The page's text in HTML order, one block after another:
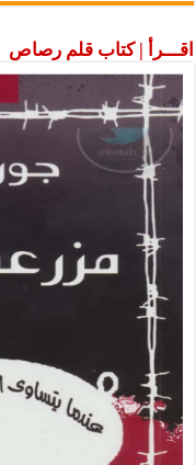
اقـــرأ | كتاب قلم رصاص